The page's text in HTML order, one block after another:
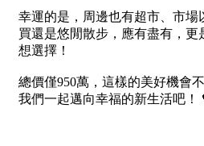
21樓以上
~